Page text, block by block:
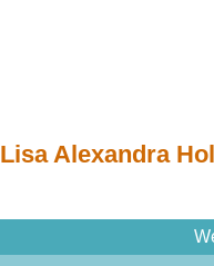
Lisa Alexandra